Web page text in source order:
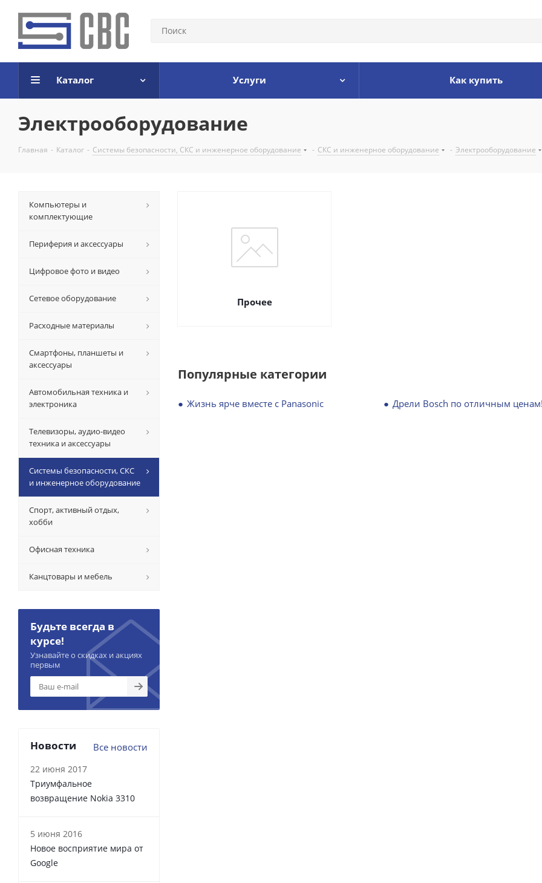
Каталог Услуги Как купить
Электрооборудование
Главная - Каталог - Системы безопасности, СКС и инженерное оборудование - СКС и инженерное оборудование - Электрооборудование
Прочее
Популярные категории
Жизнь ярче вместе с Panasonic Дрели Bosch по отличным
Компьютеры и
комплектующие
Периферия и аксессуары
Цифровое фото и видео
Сетевое оборудование
Расходные материалы
Смартфоны, планшеты и
аксессуары
Автомобильная техника и
электроника
Телевизоры, аудио-видео
техника и аксессуары
Системы безопасности, СКС
и инженерное оборудование
Спорт, активный отдых,
хобби
Офисная техника
Канцтовары и мебель
Будьте всегда в
курсе!
Узнавайте о скидках и акциях
первым
Новости Все новости
22 июня 2017
Триумфальное
возвращение Nokia 3310
5 июня 2016
Новое восприятие мира от
Google